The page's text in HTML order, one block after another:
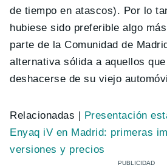
de tiempo en atascos). Por lo
hubiese sido preferible algo
parte de la Comunidad de
alternativa sólida a aquellos
deshacerse de su viejo
Relacionadas | Presentación
Enyaq iV en Madrid: primeras
versiones y precios